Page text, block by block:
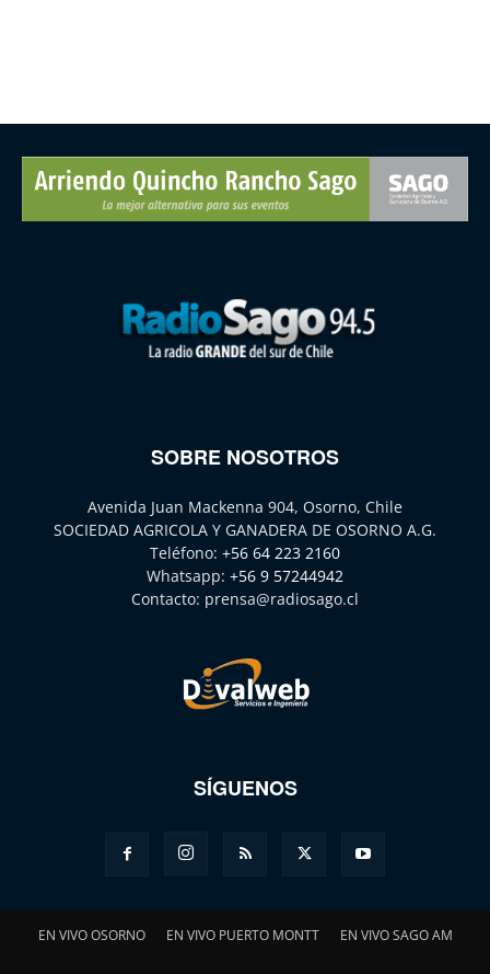
SOBRE NOSOTROS
Avenida Juan Mackenna 904, Osorno, Chile
SOCIEDAD AGRICOLA Y GANADERA DE OSORNO A.G.
Teléfono: +56 64 223 2160
Whatsapp: +56 9 57244942
Contacto: prensa@radiosago.cl
SÍGUENOS
EN VIVO OSORNO EN VIVO PUERTO MONTT EN VIVO SAGO AM